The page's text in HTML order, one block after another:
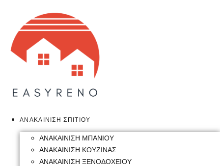
content
ΑΝΑΚΑΙΝΙΣΗ ΣΠΙΤΙΟΥ
ΑΝΑΚΑΙΝΙΣΗ ΜΠΑΝΙΟΥ
ΑΝΑΚΑΙΝΙΣΗ ΚΟΥΖΙΝΑΣ
ΑΝΑΚΑΙΝΙΣΗ ΞΕΝΟΔΟΧΕΙΟΥ